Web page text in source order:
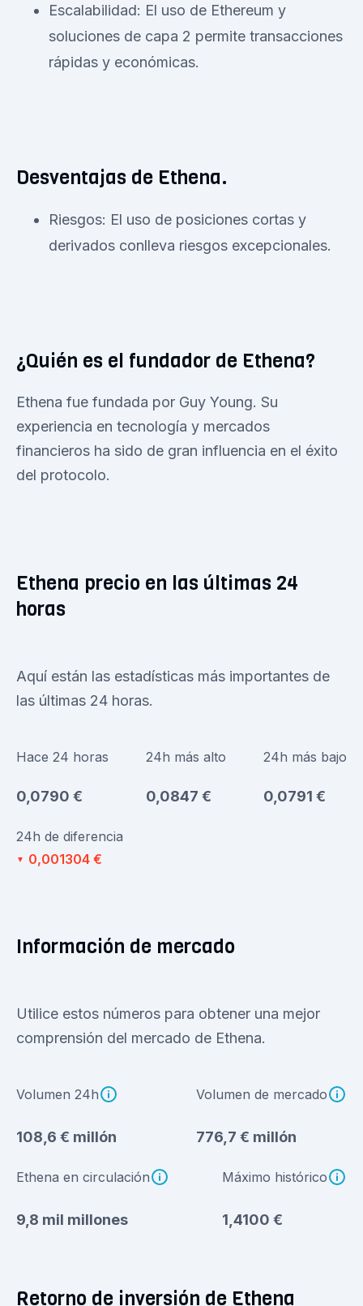
Escalabilidad: El uso de Ethereum y
soluciones de capa 2 permite transacciones
rápidas y económicas.
Desventajas de Ethena.
Riesgos: El uso de posiciones cortas y
derivados conlleva riesgos excepcionales.
¿Quién es el fundador de Ethena?
Ethena fue fundada por Guy Young. Su
experiencia en tecnología y mercados
financieros ha sido de gran influencia en el éxito
del protocolo.
Ethena precio en las últimas 24
horas
Aquí están las estadísticas más importantes de
las últimas 24 horas.
Hace 24 horas
0,0790 €
24h más alto
0,0847 €
24h más bajo
0,0791 €
24h de diferencia
▼ 0,001304 €
Información de mercado
Utilice estos números para obtener una mejor
comprensión del mercado de Ethena.
Volumen 24h
108,6 € millón
Volumen de mercado
776,7 € millón
Ethena en circulación
9,8 mil millones
Máximo histórico
1,4100 €
Retorno de inversión de Ethena